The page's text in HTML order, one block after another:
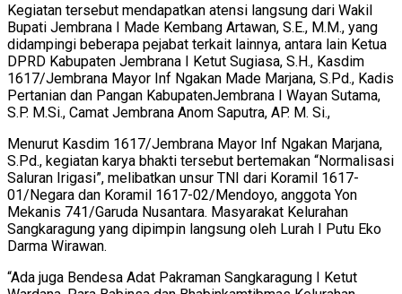
Kegiatan tersebut mendapatkan atensi langsung dari Wakil
Bupati Jembrana I Made Kembang Artawan, S.E., M.M., yang
didampingi beberapa pejabat terkait lainnya, antara lain Ketua
DPRD Kabupaten Jembrana I Ketut Sugiasa, S.H., Kasdim
1617/Jembrana Mayor Inf Ngakan Made Marjana, S.Pd., Kadis
Pertanian dan Pangan KabupatenJembrana I Wayan Sutama,
S.P. M.Si., Camat Jembrana Anom Saputra, AP. M. Si.,
Menurut Kasdim 1617/Jembrana Mayor Inf Ngakan Marjana,
S.Pd., kegiatan karya bhakti tersebut bertemakan “Normalisasi
Saluran Irigasi”, melibatkan unsur TNI dari Koramil 1617-
01/Negara dan Koramil 1617-02/Mendoyo, anggota Yon
Mekanis 741/Garuda Nusantara. Masyarakat Kelurahan
Sangkaragung yang dipimpin langsung oleh Lurah I Putu Eko
Darma Wirawan.
“Ada juga Bendesa Adat Pakraman Sangkaragung I Ketut